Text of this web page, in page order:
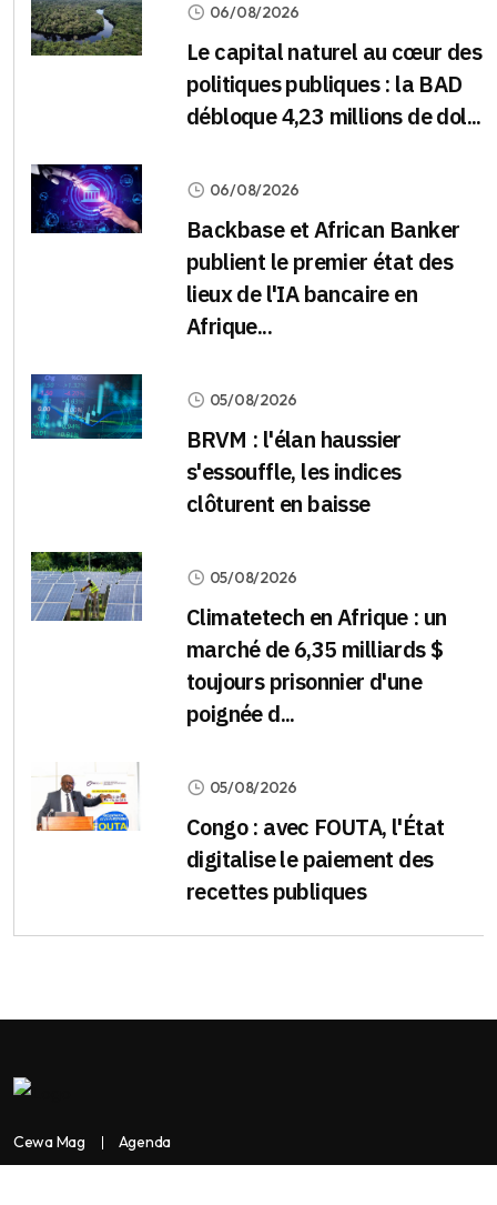
06/08/2026
Le capital naturel au cœur des
politiques publiques : la BAD
débloque 4,23 millions de dol...
06/08/2026
Backbase et African Banker
publient le premier état des
lieux de l'IA bancaire en
Afrique...
05/08/2026
BRVM : l'élan haussier
s'essouffle, les indices
clôturent en baisse
05/08/2026
Climatetech en Afrique : un
marché de 6,35 milliards $
toujours prisonnier d'une
poignée d...
05/08/2026
Congo : avec FOUTA, l'État
digitalise le paiement des
recettes publiques
Cewa Mag Agenda